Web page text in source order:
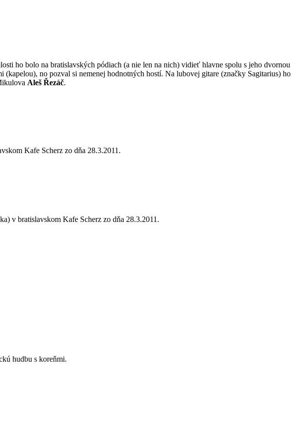
ho bolo na bratislavských pódiach (a nie len na nich) vidieť hlavne spolu s jeho dvornou
no pozval si nemenej hodnotných hostí. Na lubovej gitare (značky Sagitarius) ho
Aleš Řezáč.
Kafe Scherz zo dňa 28.3.2011.
v bratislavskom Kafe Scherz zo dňa 28.3.2011.
hudbu s koreňmi.